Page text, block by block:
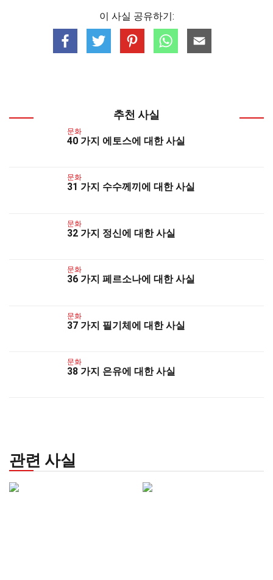
이 사실 공유하기:
추천 사실
문화
40 가지 에토스에 대한 사실
문화
31 가지 수수께끼에 대한 사실
문화
32 가지 정신에 대한 사실
문화
36 가지 페르소나에 대한 사실
문화
37 가지 필기체에 대한 사실
문화
38 가지 은유에 대한 사실
관련 사실